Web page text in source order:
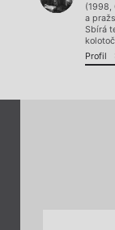
(1998,
a
Sbírá
Profil